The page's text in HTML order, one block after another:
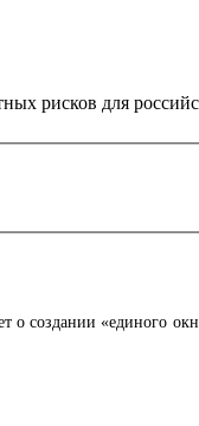
рисков для
создании «единого